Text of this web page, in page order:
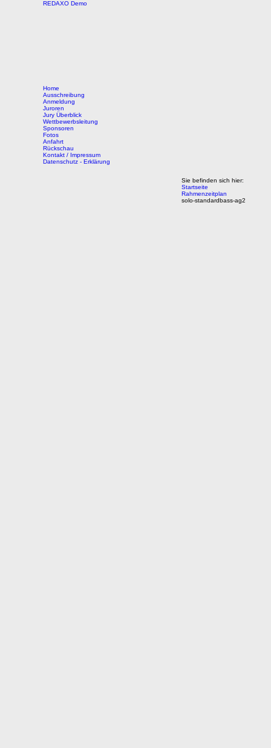
REDAXO Demo
Home
Ausschreibung
Anmeldung
Juroren
Jury Überblick
Wettbewerbsleitung
Sponsoren
Fotos
Anfahrt
Rückschau
Kontakt / Impressum
Datenschutz - Erklärung
Sie befinden sich hier:
Startseite
Rahmenzeitplan
solo-standardbass-ag2